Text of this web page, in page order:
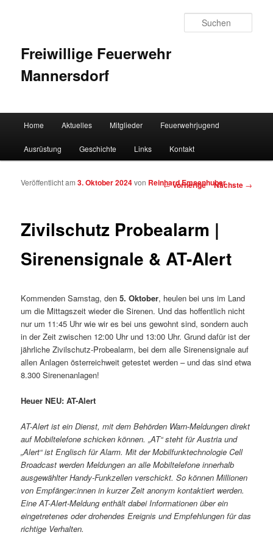
Freiwillige Feuerwehr
Mannersdorf
Zum Inhalt wechseln
Zum sekundären Inhalt wechseln
Home Aktuelles Mitglieder Feuerwehrjugend
Ausrüstung Geschichte Links Kontakt
Artikelnavigation
←Vorherige Nächste →
Zivilschutz Probealarm |
Sirenensignale & AT-Alert
Veröffentlicht am3. Oktober 2024von Reinhard Emsenhuber
Kommenden Samstag, den5. Oktober, heulen bei uns im Land
um die Mittagszeit wieder die Sirenen. Und das hoffentlich nicht
nur um 11:45 Uhr wie wir es bei uns gewohnt sind, sondern auch
in der Zeit zwischen 12:00 Uhr und 13:00 Uhr. Grund dafür ist der
jährliche Zivilschutz-Probealarm, bei dem alle Sirenensignale auf
allen Anlagen österreichweit getestet werden – und das sind etwa
8.300 Sirenenanlagen!
Heuer NEU: AT-Alert
AT-Alert ist ein Dienst, mit dem Behörden Warn-Meldungen direkt
auf Mobiltelefone schicken können. „AT“ steht für Austria und
„Alert“ ist Englisch für Alarm. Mit der Mobilfunktechnologie Cell
Broadcast werden Meldungen an alle Mobiltelefone innerhalb
ausgewählter Handy-Funkzellen verschickt. So können Millionen
von Empfänger:innen in kurzer Zeit anonym kontaktiert werden.
Eine AT-Alert-Meldung enthält dabei Informationen über ein
eingetretenes oder drohendes Ereignis und Empfehlungen für das
richtige Verhalten.